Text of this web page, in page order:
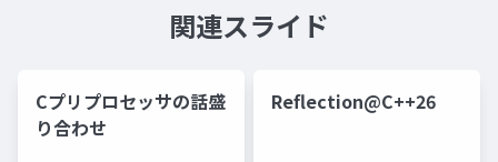
関連スライド
Cプリプロセッサの話盛
り合わせ
Reflection@C++26